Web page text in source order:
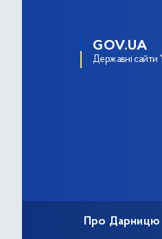
GOV.UA
Державні сайти
Про Дарницю